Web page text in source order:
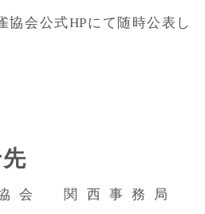
協会公式HPにて随時公表し
協会 関西事務局